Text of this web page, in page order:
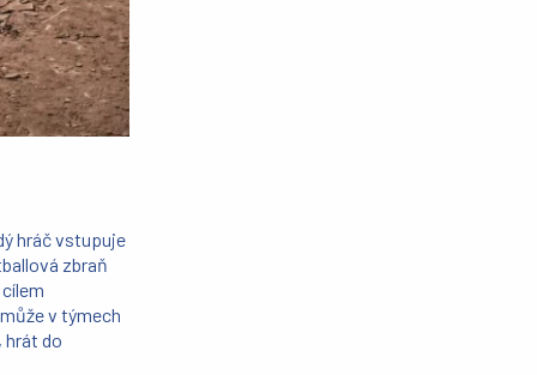
hráč vstupuje
zbraň
v týmech
hrát do